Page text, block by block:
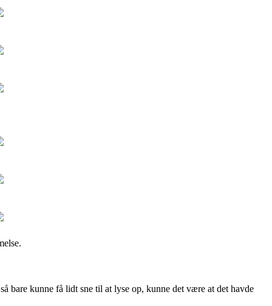
bare kunne få lidt sne til at lyse op, kunne det være at det havde